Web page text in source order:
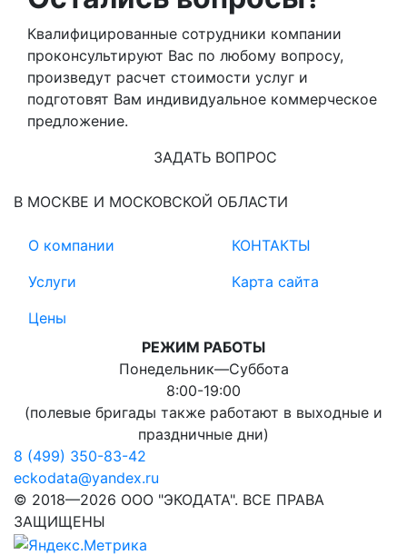
Квалифицированные сотрудники компании
проконсультируют Вас по любому вопросу,
произведут расчет стоимости услуг и
подготовят Вам индивидуальное коммерческое
предложение.
ЗАДАТЬ ВОПРОС
В МОСКВЕ И МОСКОВСКОЙ ОБЛАСТИ
О компании
Услуги
Цены
КОНТАКТЫ
Карта сайта
РЕЖИМ РАБОТЫ
Понедельник―Суббота
8:00-19:00
(полевые бригады также работают в выходные и
праздничные дни)
8 (499) 350-83-42
eckodata@yandex.ru
© 2018—2026 ООО "ЭКОДАТА". ВСЕ ПРАВА
ЗАЩИЩЕНЫ